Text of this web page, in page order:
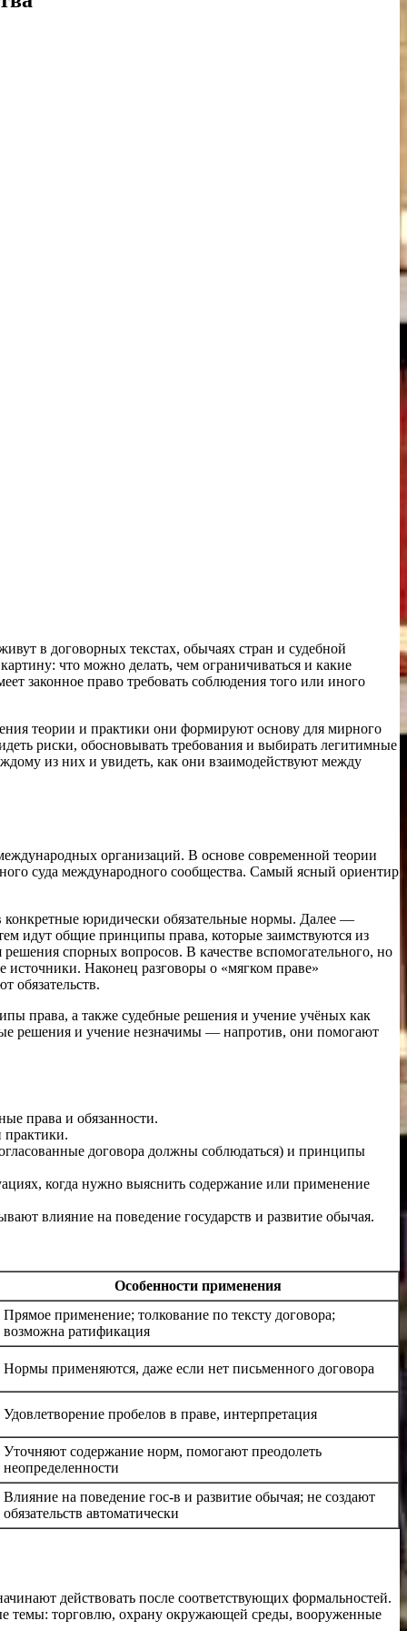
в договорных текстах, обычаях стран и судебной
что можно делать, чем ограничиваться и какие
законное право требовать соблюдения того или иного
теории и практики они формируют основу для мирного
риски, обосновывать требования и выбирать легитимные
из них и увидеть, как они взаимодействуют между
организаций. В основе современной теории
суда международного сообщества. Самый ясный ориентир
конкретные юридически обязательные нормы. Далее —
идут общие принципы права, которые заимствуются из
спорных вопросов. В качестве вспомогательного, но
Наконец разговоры о «мягком праве»
обязательств.
права, а также судебные решения и учение учёных как
решения и учение незначимы — напротив, они помогают
права и обязанности.
практики.
договора должны соблюдаться) и принципы
когда нужно выяснить содержание или применение
влияние на поведение государств и развитие обычая.
Особенности применения
Прямое применение; толкование по тексту договора;
возможна ратификация
Нормы применяются, даже если нет письменного договора
Удовлетворение пробелов в праве, интерпретация
Уточняют содержание норм, помогают преодолеть
неопределенности
Влияние на поведение гос-в и развитие обычая; не создают
обязательств автоматически
действовать после соответствующих формальностей.
темы: торговлю, охрану окружающей среды, вооруженные